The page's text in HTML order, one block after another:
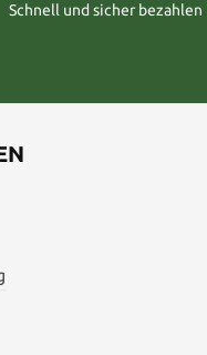
Schnell und sicher bezahlen